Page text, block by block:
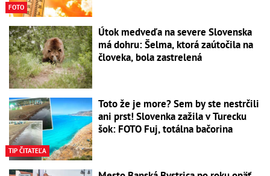
FOTO
Útok medveďa na severe Slovenska
má dohru: Šelma, ktorá zaútočila na
človeka, bola zastrelená
TIP ČITATEĽA
Toto že je more? Sem by ste nestrčili
ani prst! Slovenka zažila v Turecku
šok: FOTO Fuj, totálna bačorina